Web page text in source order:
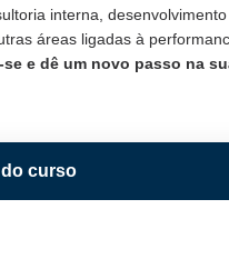
interna, desenvolvimento
áreas ligadas à
se e dê um novo passo na
curso